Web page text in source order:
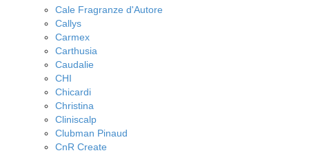
Cale Fragranze d'Autore
Callys
Carmex
Carthusia
Caudalie
CHI
Chicardi
Christina
Cliniscalp
Clubman Pinaud
CnR Create